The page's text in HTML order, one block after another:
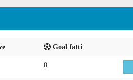
Goal fatti
0